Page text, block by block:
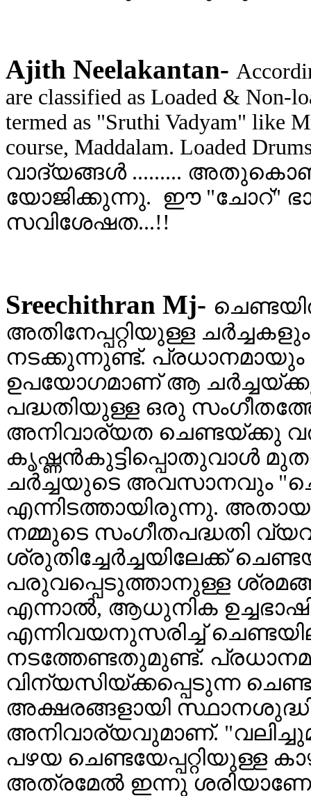
Ajith Neelakantan-
are classified as Loaded & Non-
termed as "Sruthi Vadyam" like
course, Maddalam. Loaded
വാദ്യങ്ങള്‍ .........
യോജിക്കുന്നു. ഈ "ചോറ്"
സവിശേഷത...!!
Sreechithran Mj-
അതിനേപ്പറ്റിയുള്ള
നടക്കുന്നുണ്ട്.
ഉപയോഗമാണ് ആ
പദ്ധതിയുള്ള ഒരു
അനിവാര്യത ചെണ്ടയ്ക്കു
കൃഷ്ണൻകുട്ടിപ്പൊതുവാൾ
ചർച്ചയുടെ അവസാനവും
എന്നിടത്തായിരുന്നു.
നമ്മുടെ സംഗീതപദ്ധതി
ശ്രുതിച്ചേർച്ചയിലേക്ക്
പരുവപ്പെടുത്താനുള്ള
എന്നാൽ, ആധുനിക
എന്നിവയനുസരിച്ച്
നടത്തേണ്ടതുമുണ്ട്.
വിന്യസിയ്ക്കപ്പെടുന്ന
അക്ഷരങ്ങളായി
അനിവാര്യവുമാണ്.
പഴയ ചെണ്ടയേപ്പറ്റിയുള്ള
അത്രമേൽ ഇന്നു